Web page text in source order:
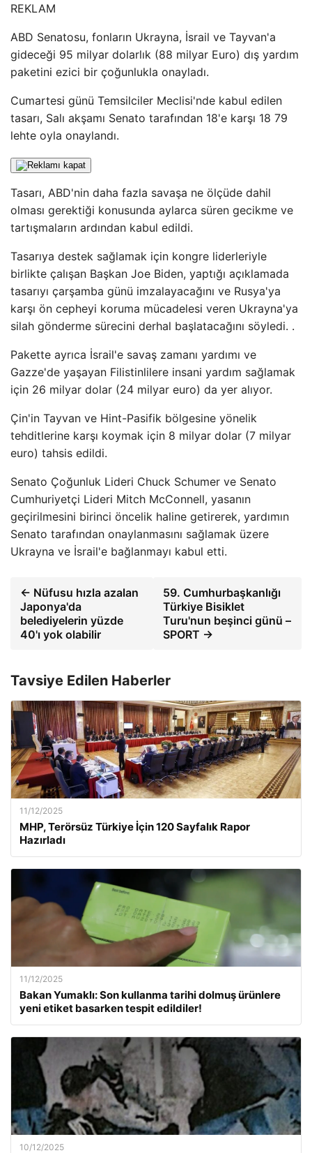
REKLAM
ABD Senatosu, fonların Ukrayna, İsrail ve Tayvan'a
gideceği 95 milyar dolarlık (88 milyar Euro) dış yardım
paketini ezici bir çoğunlukla onayladı.
Cumartesi günü Temsilciler Meclisi'nde kabul edilen
tasarı, Salı akşamı Senato tarafından 18'e karşı 18 79
lehte oyla onaylandı.
Tasarı, ABD'nin daha fazla savaşa ne ölçüde dahil
olması gerektiği konusunda aylarca süren gecikme ve
tartışmaların ardından kabul edildi.
Tasarıya destek sağlamak için kongre liderleriyle
birlikte çalışan Başkan Joe Biden, yaptığı açıklamada
tasarıyı çarşamba günü imzalayacağını ve Rusya'ya
karşı ön cepheyi koruma mücadelesi veren Ukrayna'ya
silah gönderme sürecini derhal başlatacağını söyledi. .
Pakette ayrıca İsrail'e savaş zamanı yardımı ve
Gazze'de yaşayan Filistinlilere insani yardım sağlamak
için 26 milyar dolar (24 milyar euro) da yer alıyor.
Çin'in Tayvan ve Hint-Pasifik bölgesine yönelik
tehditlerine karşı koymak için 8 milyar dolar (7 milyar
euro) tahsis edildi.
Senato Çoğunluk Lideri Chuck Schumer ve Senato
Cumhuriyetçi Lideri Mitch McConnell, yasanın
geçirilmesini birinci öncelik haline getirerek, yardımın
Senato tarafından onaylanmasını sağlamak üzere
Ukrayna ve İsrail'e bağlanmayı kabul etti.
← Nüfusu hızla azalan
Japonya'da
belediyelerin yüzde
40'ı yok olabilir
59. Cumhurbaşkanlığı
Türkiye Bisiklet
Turu'nun beşinci günü –
SPORT →
Tavsiye Edilen Haberler
11/12/2025
MHP, Terörsüz Türkiye İçin 120 Sayfalık Rapor
Hazırladı
11/12/2025
Bakan Yumaklı: Son kullanma tarihi dolmuş ürünlere
yeni etiket basarken tespit edildiler!
10/12/2025